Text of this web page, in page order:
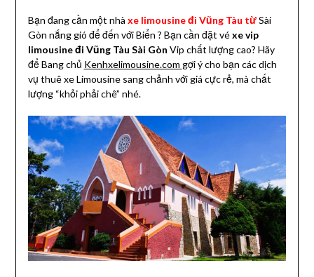
Bạn đang cần một nhà xe limousine đi Vũng Tàu từSài
Gòn nắng gió để đến với Biển ? Bạn cần đặt véxe vip
limousine đi Vũng Tàu Sài Gòn Vip chất lượng cao? Hãy
để Bang chủ Kenhxelimousine.com gợi ý cho bạn các dịch
vụ thuê xe Limousine sang chảnh với giá cực rẻ, mà chất
lượng “khỏi phải chê” nhé.